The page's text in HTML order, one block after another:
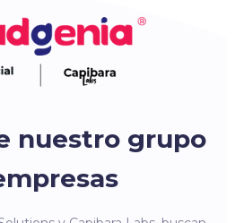
nuestro grupo